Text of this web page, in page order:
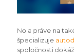
No a práve na
špecializuje
spoločnosti